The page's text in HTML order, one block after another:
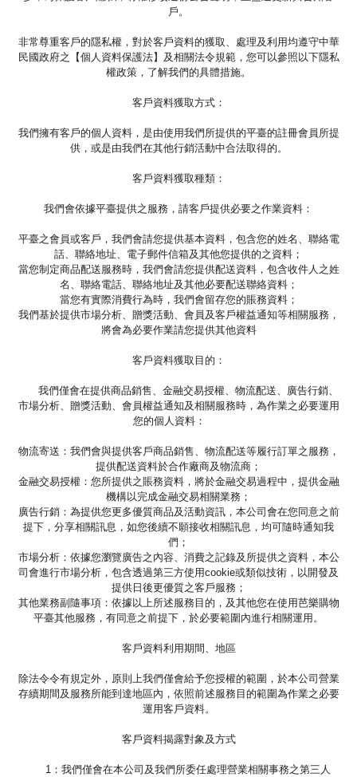
戶。
非常尊重客戶的隱私權，對於客戶資料的獲取、處理及利用均遵守中華
民國政府之【個人資料保護法】及相關法令規範，您可以參照以下隱私
權政策，了解我們的具體措施。
客戶資料獲取方式：
我們擁有客戶的個人資料，是由使用我們所提供的平臺的註冊會員所提
供，或是由我們在其他行銷活動中合法取得的。
客戶資料獲取種類：
我們會依據平臺提供之服務，請客戶提供必要之作業資料：
平臺之會員或客戶，我們會請您提供基本資料，包含您的姓名、聯絡電
話、聯絡地址、電子郵件信箱及其他您提供的之資料；
當您制定商品配送服務時，我們會請您提供配送資料，包含收件人之姓
名、聯絡電話、聯絡地址及其他必要配送聯絡資料；
當您有實際消費行為時，我們會留存您的賬務資料；
我們基於提供市場分析、贈獎活動、會員及客戶權益通知等相關服務，
將會為必要作業請您提供其他資料
客戶資料獲取目的：
我們僅會在提供商品銷售、金融交易授權、物流配送、廣告行銷、
市場分析、贈獎活動、會員權益通知及相關服務時，為作業之必要運用
您的個人資料：
物流寄送：我們會與提供客戶商品銷售、物流配送等履行訂單之服務，
提供配送資料於合作廠商及物流商；
金融交易授權：您所提供之賬務資料，將於金融交易過程中，提供金融
機構以完成金融交易相關業務；
廣告行銷：為提供您更多優質商品及活動資訊，本公司會在您同意之前
提下，分享相關訊息，如您後續不願接收相關訊息，均可隨時通知我
們；
市場分析：依據您瀏覽廣告之內容、消費之記錄及所提供之資料，本公
司會進行市場分析，包含透過第三方使用cookie或類似技術，以開發及
提供日後更優質之客戶服務；
其他業務副隨事項：依據以上所述服務目的，及其他您在使用芭樂購物
平臺其他服務，有同意之前提下，於必要範圍內進行相關運用。
客戶資料利用期間、地區
除法令令有規定外，原則上我們僅會給予您授權的範圍，於本公司營業
存續期間及服務所能到達地區內，依照前述服務目的範圍為作業之必要
運用客戶資料。
客戶資料揭露對象及方式
1：我們僅會在本公司及我們所委任處理營業相關事務之第三人